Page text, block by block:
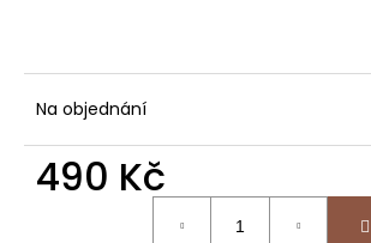
Na objednání
490 Kč
Kč